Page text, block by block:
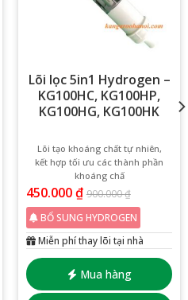
Lõi lọc 5in1 Hydrogen –
KG100HC, KG100HP,
KG100HG, KG100HK
Lõi tạo khoáng chất tự nhiên,
kết hợp tối ưu các thành phần
khoáng chấ
450.000₫ 900.000₫
Mua hàng
BỔ SUNG HYDROGEN
Miễn phí thay lõi tại nhà